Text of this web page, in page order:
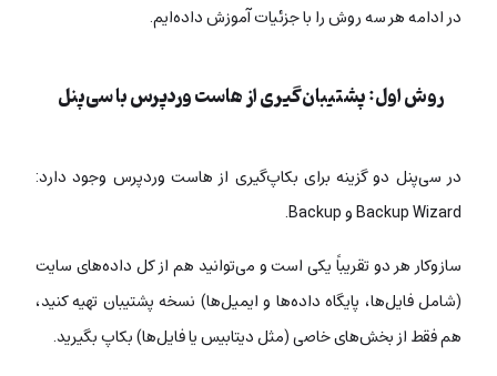
در ادامه هر سه روش را با جزئیات آموزش داده‌ایم.
روش اول: پشتیبان‌گیری از هاست وردپرس با سی‌پنل
در سی‌پنل دو گزینه برای بکاپ‌‌گیری از هاست وردپرس وجود دارد:
Backup Wizard و Backup.
سازوکار هر دو تقریباً یکی است و می‌توانید هم از کل داده‌های سایت
(شامل فایل‌ها، پایگاه داده‌ها و ایمیل‌ها) نسخه پشتیبان تهیه کنید،
هم فقط از بخش‌های خاصی (مثل دیتابیس یا فایل‌ها) بکاپ بگیرید.